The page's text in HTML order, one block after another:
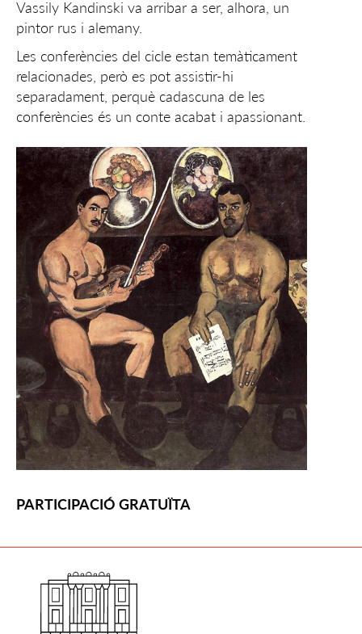
Vassily Kandinski va arribar a ser, alhora, un
pintor rus i alemany.
Les conferències del cicle estan temàticament
relacionades, però es pot assistir-hi
separadament, perquè cadascuna de les
conferències és un conte acabat i apassionant.
PARTICIPACIÓ GRATUÏTA